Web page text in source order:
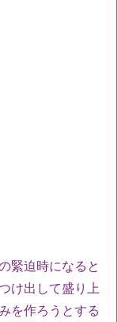
緊迫時になると
け出して盛り上
を作ろうとする